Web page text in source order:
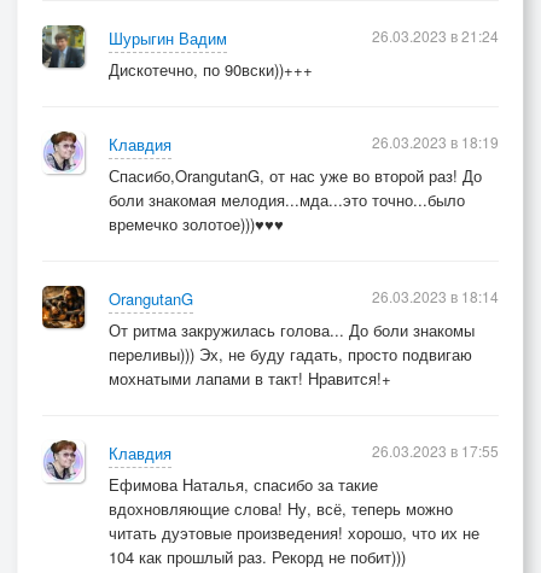
Шурыгин Вадим
Дискотечно, по 90вски))+++
26.03.2023 в 21:24
Клавдия
Спасибо,OrangutanG, от нас уже во второй раз! До
боли знакомая мелодия...мда...это точно...было
времечко золотое)))♥♥♥
26.03.2023 в 18:19
OrangutanG
От ритма закружилась голова... До боли знакомы
переливы))) Эх, не буду гадать, просто подвигаю
мохнатыми лапами в такт! Нравится!+
26.03.2023 в 18:14
Клавдия
Ефимова Наталья, спасибо за такие
вдохновляющие слова! Ну, всё, теперь можно
читать дуэтовые произведения! хорошо, что их не
104 как прошлый раз. Рекорд не побит)))
26.03.2023 в 17:55